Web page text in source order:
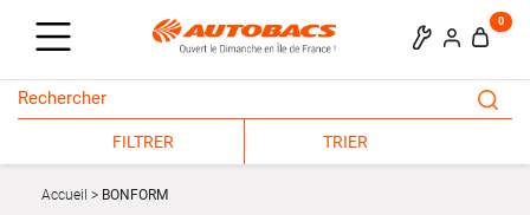
0
FILTRER TRIER
Accueil BONFORM